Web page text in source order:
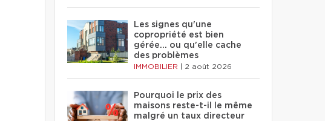
Les signes qu'une
copropriété est bien
gérée… ou qu'elle cache
des problèmes
IMMOBILIER 2 août 2026
Pourquoi le prix des
maisons reste-t-il le même
malgré un taux directeur